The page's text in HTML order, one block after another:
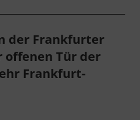
der Frankfurter
offenen Tür der
Frankfurt-